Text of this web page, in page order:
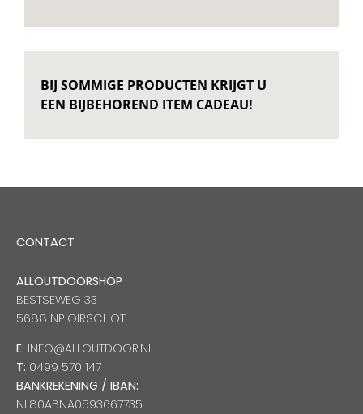
BIJ SOMMIGE PRODUCTEN KRIJGT U
EEN BIJBEHOREND ITEM CADEAU!
CONTACT
ALLOUTDOORSHOP
BESTSEWEG 33
5688 NP OIRSCHOT
E: INFO@ALLOUTDOOR.NL
T: 0499 570 147
BANKREKENING / IBAN:
NL80ABNA0593667735